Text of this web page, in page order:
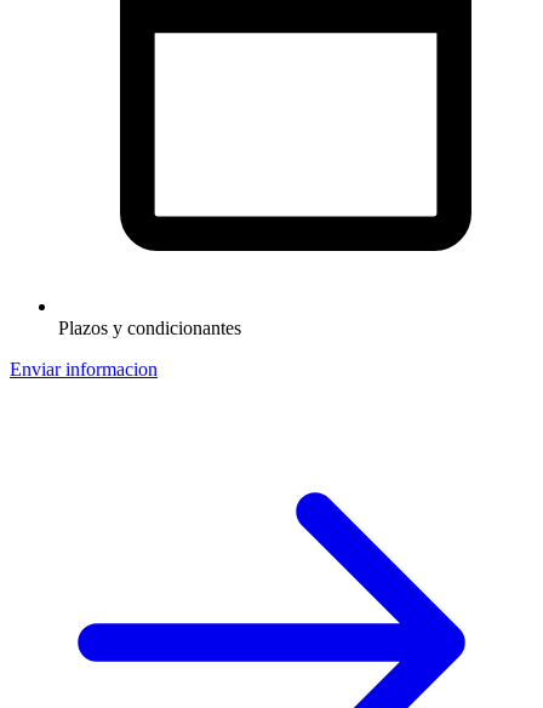
Plazos y condicionantes
Enviar informacion